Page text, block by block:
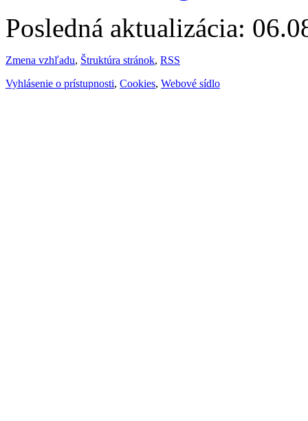
Posledná aktualizácia:
Zmena vzhľadu, Štruktúra stránok, RSS
Vyhlásenie o prístupnosti, Cookies, Webové sídlo